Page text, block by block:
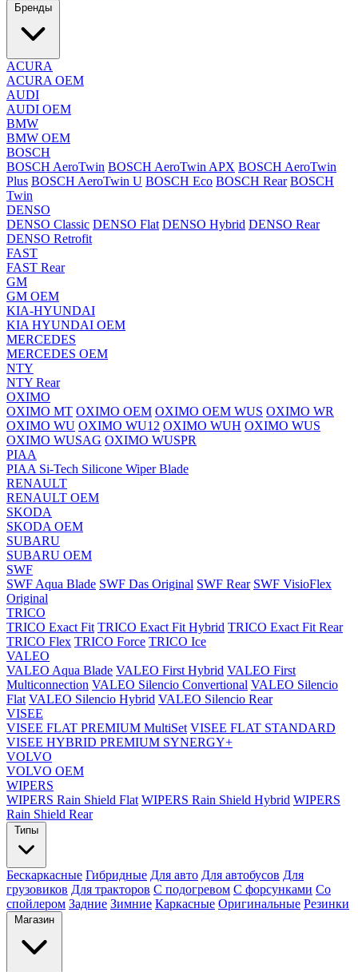
Бренды
ACURA
ACURA OEM
AUDI
AUDI OEM
BMW
BMW OEM
BOSCH
BOSCH AeroTwin BOSCH AeroTwin APX BOSCH AeroTwin
Plus BOSCH AeroTwin U BOSCH Eco BOSCH Rear BOSCH
Twin
DENSO
DENSO Classic DENSO Flat DENSO Hybrid DENSO Rear
DENSO Retrofit
FAST
FAST Rear
GM
GM OEM
KIA-HYUNDAI
KIA HYUNDAI OEM
MERCEDES
MERCEDES OEM
NTY
NTY Rear
OXIMO
OXIMO MT OXIMO OEM OXIMO OEM WUS OXIMO WR
OXIMO WU OXIMO WU12 OXIMO WUH OXIMO WUS
OXIMO WUSAG OXIMO WUSPR
PIAA
PIAA Si-Tech Silicone Wiper Blade
RENAULT
RENAULT OEM
SKODA
SKODA OEM
SUBARU
SUBARU OEM
SWF
SWF Aqua Blade SWF Das Original SWF Rear SWF VisioFlex
Original
TRICO
TRICO Exact Fit TRICO Exact Fit Hybrid TRICO Exact Fit Rear
TRICO Flex TRICO Force TRICO Ice
VALEO
VALEO Aqua Blade VALEO First Hybrid VALEO First
Multiconnection VALEO Silencio Convertional VALEO Silencio
Flat VALEO Silencio Hybrid VALEO Silencio Rear
VISEE
VISEE FLAT PREMIUM MultiSet VISEE FLAT STANDARD
VISEE HYBRID PREMIUM SYNERGY+
VOLVO
VOLVO OEM
WIPERS
WIPERS Rain Shield Flat WIPERS Rain Shield Hybrid WIPERS
Rain Shield Rear
Типы
Бескаркасные Гибридные Для авто Для автобусов Для
грузовиков Для тракторов С подогревом С форсунками Со
спойлером Задние Зимние Каркасные Оригинальные Резинки
Магазин